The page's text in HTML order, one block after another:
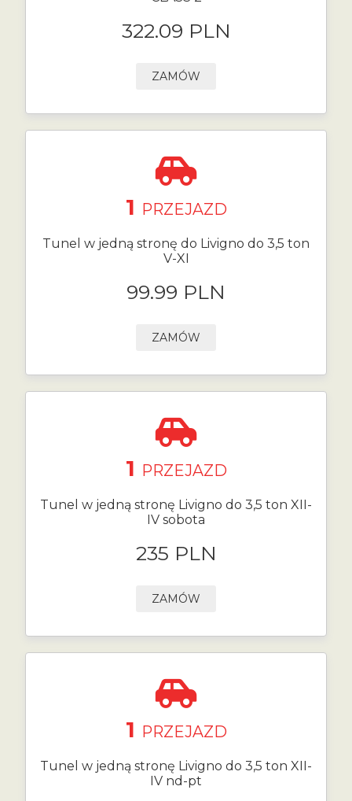
322.09 PLN
ZAMÓW
1 PRZEJAZD
Tunel w jedną stronę do Livigno do 3,5 ton
V-XI
99.99 PLN
ZAMÓW
1 PRZEJAZD
Tunel w jedną stronę Livigno do 3,5 ton XII-
IV sobota
235 PLN
ZAMÓW
1 PRZEJAZD
Tunel w jedną stronę Livigno do 3,5 ton XII-
IV nd-pt